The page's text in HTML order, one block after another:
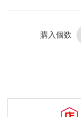
購入個数